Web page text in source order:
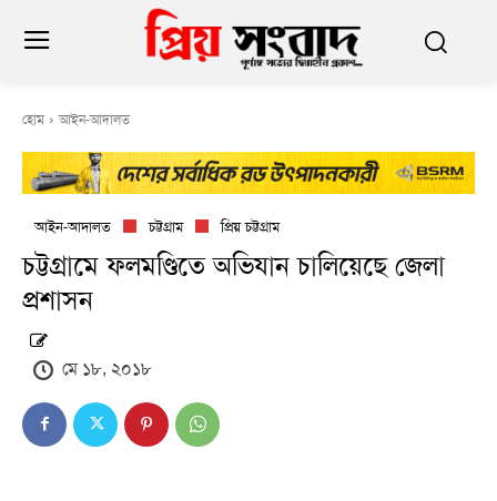
হোম আইন-আদালত
আইন-আদালত চট্টগ্রাম প্রিয় চট্টগ্রাম
চট্টগ্রামে ফলমণ্ডিতে অভিযান চালিয়েছে জেলা
প্রশাসন
মে ১৮, ২০১৮